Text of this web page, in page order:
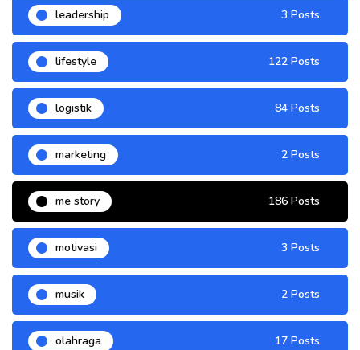
leadership 3 Posts
lifestyle 122 Posts
logistik 84 Posts
marketing 2 Posts
me story 186 Posts
motivasi 3 Posts
musik 2 Posts
olahraga 17 Posts